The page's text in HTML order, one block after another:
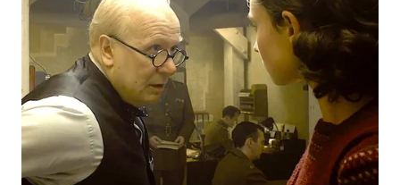
WAHANA
TRAVEL
WAHANA
TV
WAHANANEWS
ID